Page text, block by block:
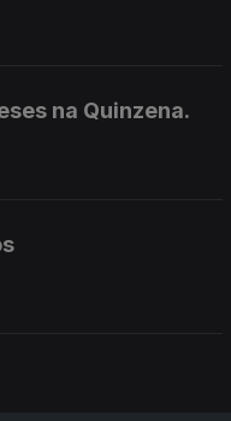
na Quinzena.